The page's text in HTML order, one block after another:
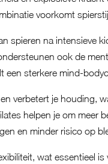
voorkomt
spieren na intensieve
ook de
een sterkere mind-
verbetert je houding,
helpen je om meer
en minder risico op
wat essentieel